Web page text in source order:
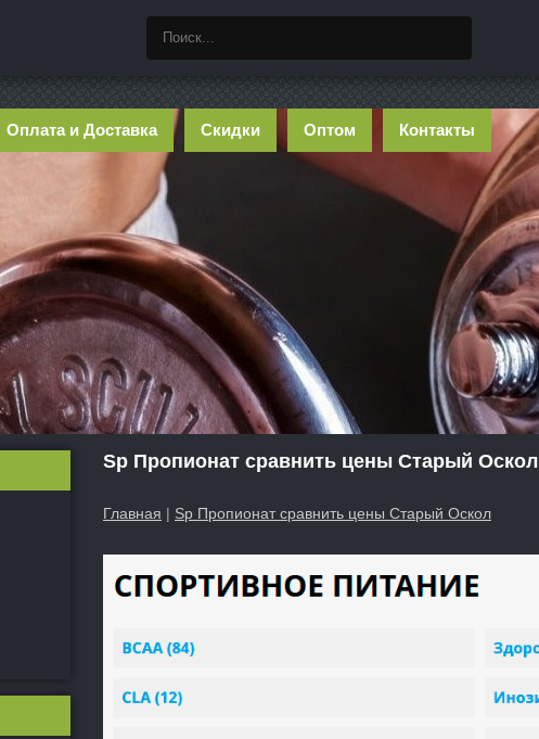
Оплата и Доставка Скидки Оптом Контакты
Sp Пропионат сравнить цены Старый Оскол
Главная | Sp Пропионат сравнить цены Старый Оскол